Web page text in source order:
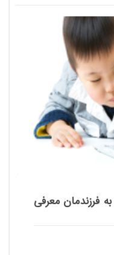
برای مبارزه با
فرزندمان معرفی